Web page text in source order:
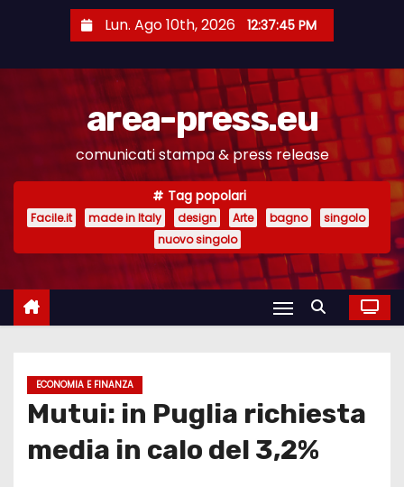
e
Lun. Ago 10th, 2026 12:37:46 PM
area-press.eu
comunicati stampa & press release
Tag popolari
Facile.it made in Italy design Arte bagno
singolo
nuovo singolo
ECONOMIA E FINANZA
Mutui: in Puglia richiesta
media in calo del 3,2%